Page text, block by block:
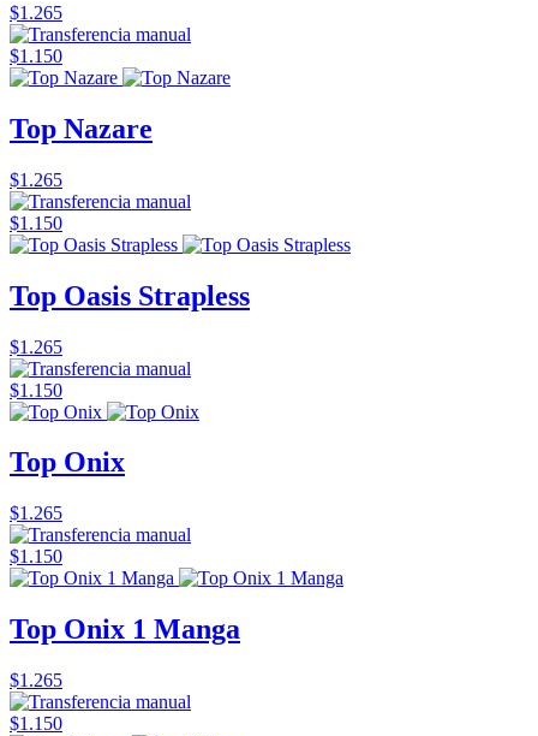
$1.265
$1.150
Top Nazare
$1.265
$1.150
Top Oasis Strapless
$1.265
$1.150
Top Onix
$1.265
$1.150
Top Onix 1 Manga
$1.265
$1.150